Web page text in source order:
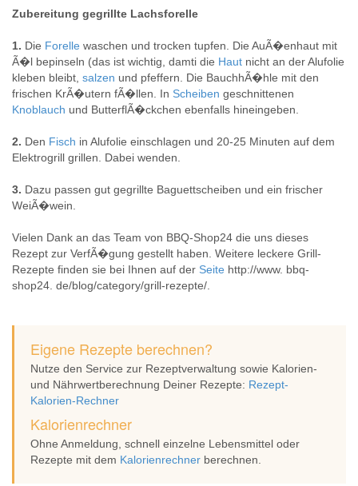
Zubereitung gegrillte Lachsforelle
1. Die Forelle waschen und trocken tupfen. Die AuÃ�enhaut mit
Ã�l bepinseln (das ist wichtig, damti die Haut nicht an der Alufolie
kleben bleibt, salzen und pfeffern. Die BauchhÃ�hle mit den
frischen KrÃ�utern fÃ�llen. In Scheiben geschnittenen
Knoblauch und ButterflÃ�ckchen ebenfalls hineingeben.
2. Den Fisch in Alufolie einschlagen und 20-25 Minuten auf dem
Elektrogrill grillen. Dabei wenden.
3. Dazu passen gut gegrillte Baguettscheiben und ein frischer
WeiÃ�wein.
Vielen Dank an das Team von BBQ-Shop24 die uns dieses
Rezept zur VerfÃ�gung gestellt haben. Weitere leckere Grill-
Rezepte finden sie bei Ihnen auf der Seite http://www. bbq-
shop24. de/blog/category/grill-rezepte/.
Eigene Rezepte berechnen?
Nutze den Service zur Rezeptverwaltung sowie Kalorien-
und Nährwertberechnung Deiner Rezepte: Rezept-
Kalorien-Rechner
Kalorienrechner
Ohne Anmeldung, schnell einzelne Lebensmittel oder
Rezepte mit dem Kalorienrechner berechnen.